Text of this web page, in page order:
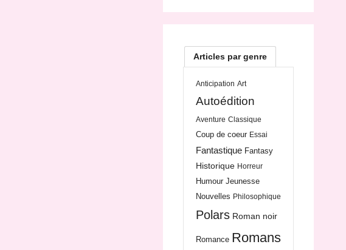
Articles par genre
Anticipation Art
Autoédition
Aventure Classique
Coup de coeur Essai
Fantastique Fantasy
Historique Horreur
Humour Jeunesse
Nouvelles Philosophique
Polars Roman noir
Romance Romans